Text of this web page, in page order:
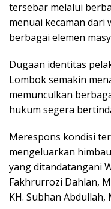
tersebar melalui
menuai kecaman dari
berbagai elemen
Dugaan identitas
Lombok semakin
memunculkan
hukum segera
Merespons kondisi
mengeluarkan
yang ditandatangani
Fakhrurrozi Dahlan,
KH. Subhan Abdullah,